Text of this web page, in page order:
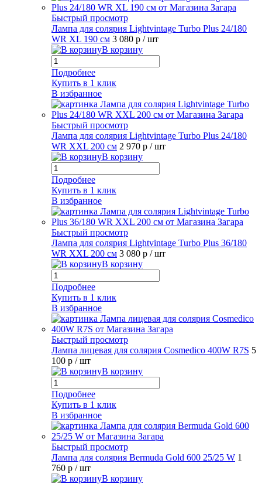
Быстрый просмотр
Лампа для солярия Lightvintage Turbo Plus 24/180
WR XL 190 см 3 080 р / шт
В корзину
Подробнее
Купить в 1 клик
В избранное
Быстрый просмотр
Лампа для солярия Lightvintage Turbo Plus 24/180
WR XXL 200 см 2 970 р / шт
В корзину
Подробнее
Купить в 1 клик
В избранное
Быстрый просмотр
Лампа для солярия Lightvintage Turbo Plus 36/180
WR XXL 200 см 3 080 р / шт
В корзину
Подробнее
Купить в 1 клик
В избранное
Быстрый просмотр
Лампа лицевая для солярия Cosmedico 400W R7S 5
100 р / шт
В корзину
Подробнее
Купить в 1 клик
В избранное
Быстрый просмотр
Лампа для солярия Bermuda Gold 600 25/25 W 1
760 р / шт
В корзину